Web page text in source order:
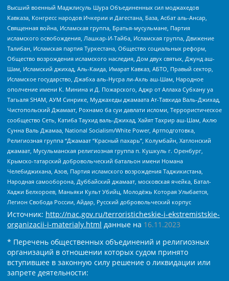
Высший военный Маджлисуль Шура Объединенных сил моджахедов
Кавказа, Конгресс народов Ичкерии и Дагестана, База, Асбат аль-Ансар,
Священная война, Исламская группа, Братья-мусульмане, Партия
исламского освобождения, Лашкар-И-Тайба, Исламская группа, Движение
Талибан, Исламская партия Туркестана, Общество социальных реформ,
Общество возрождения исламского наследия, Дом двух святых, Джунд аш-
Шам, Исламский джихад, Аль-Каида, Имарат Кавказ, АБТО, Правый сектор,
Исламское государство, Джабха аль-Нусра ли-Ахль аш-Шам, Народное
ополчение имени К. Минина и Д. Пожарского, Аджр от Аллаха Субхану уа
Тагьаля SHAM, АУМ Синрике, Муджахеды джамаата Ат-Тавхида Валь-Джихад,
Чистопольский Джамаат, Рохнамо ба суи давлати исломи, Террористическое
сообщество Сеть, Катиба Таухид валь-Джихад, Хайят Тахрир аш-Шам, Ахлю
Сунна Валь Джамаа, National Socialism/White Power, Артподготовка,
Религиозная группа “Джамаат “Красный пахарь”, Колумбайн, Хатлонский
джамаат, Мусульманская религиозная группа п. Кушкуль г. Оренбург,
Крымско-татарский добровольческий батальон имени Номана
Челебиджихана, Азов, Партия исламского возрождения Таджикистана,
Народная самооборона, Дуббайский джамаат, московская ячейка, Батал-
Хаджи Белхороев, Маньяки Культ Убийц, Молодёжь Которая Улыбается,
Легион Свобода России, Айдар, Русский добровольческий корпус
Источник: http://nac.gov.ru/terroristicheskie-i-ekstremistskie-
organizacii-i-materialy.html данные на 16.11.2023
* Перечень общественных объединений и религиозных
организаций в отношении которых судом принято
вступившее в законную силу решение о ликвидации или
запрете деятельности: